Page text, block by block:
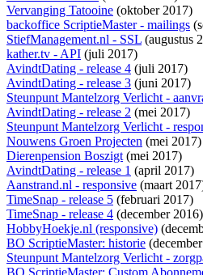
Vervanging Tatooine (oktober 2017)
backoffice ScriptieMaster - mailings
StiefManagement.nl - SSL (augustus
kather.tv - API (juli 2017)
AvindtDating - release 4 (juli 2017)
AvindtDating - release 3 (juni 2017)
Steunpunt Mantelzorg Verlicht -
AvindtDating - release 2 (mei 2017)
Steunpunt Mantelzorg Verlicht -
Nouwens Groen Projecten (mei 2017)
Dierenpension Boszigt(mei 2017)
AvindtDating - release 1 (april 2017)
Aanstrand.nl - responsive (maart
TimeSnap - release 5 (februari 2017)
TimeSnap - release 4 (december 2016)
HobbyHoekje.nl (responsive)
BO ScriptieMaster: historie
Steunpunt Mantelzorg Verlicht -